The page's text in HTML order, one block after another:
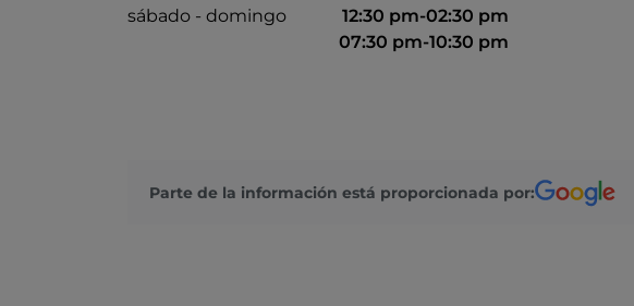
sábado - domingo
12:30 pm-02:30 pm
07:30 pm-10:30 pm
Parte de la información está proporcionada por: